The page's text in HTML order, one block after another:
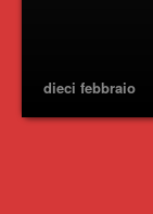
dieci febbraio